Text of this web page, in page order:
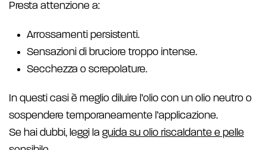
Presta attenzione a:
Arrossamenti persistenti.
Sensazioni di bruciore troppo intense.
Secchezza o screpolature.
In questi casi è meglio diluire l’olio con un olio neutro o
sospendere temporaneamente l’applicazione.
Se hai dubbi, leggi la guida su olio riscaldante e pelle